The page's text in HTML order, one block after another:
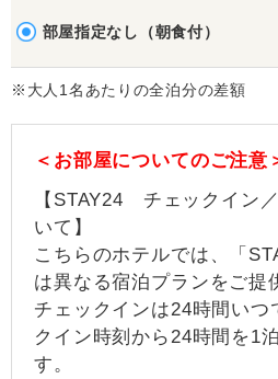
部屋指定なし（朝食付）
※大人1名あたりの全泊分の差額
＜お部屋についてのご注意
【STAY24 チェックイン
いて】
こちらのホテルでは、「
は異なる宿泊プランをご提
チェックインは24時間いつ
クイン時刻から24時間を1
す。